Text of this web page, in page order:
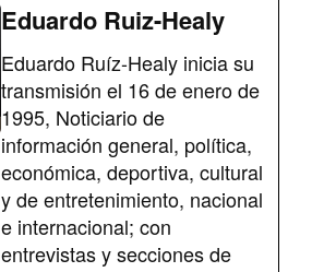
Eduardo Ruiz-Healy
Eduardo Ruíz-Healy inicia su
transmisión el 16 de enero de
1995, Noticiario de
información general, política,
económica, deportiva, cultural
y de entretenimiento, nacional
e internacional; con
entrevistas y secciones de